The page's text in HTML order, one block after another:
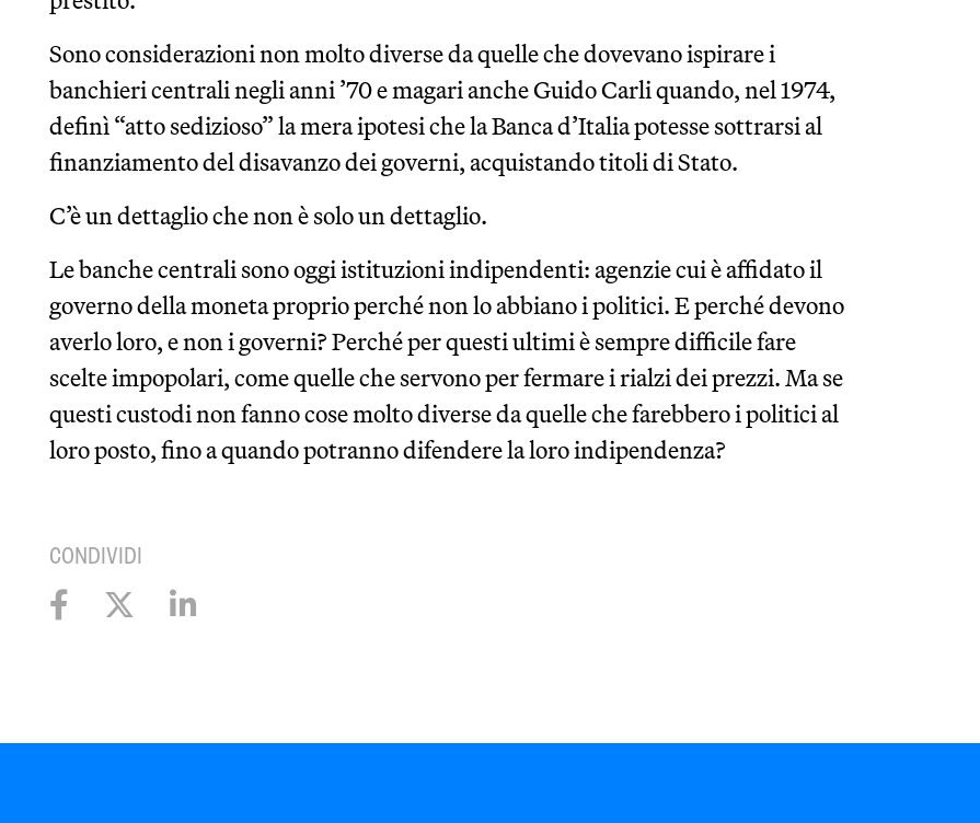
Sono considerazioni non molto diverse da quelle che dovevano ispirare i
banchieri centrali negli anni ’70 e magari anche Guido Carli quando, nel 1974,
definì “atto sedizioso” la mera ipotesi che la Banca d’Italia potesse sottrarsi al
finanziamento del disavanzo dei governi, acquistando titoli di Stato.
C’è un dettaglio che non è solo un dettaglio.
Le banche centrali sono oggi istituzioni indipendenti: agenzie cui è affidato il
governo della moneta proprio perché non lo abbiano i politici. E perché devono
averlo loro, e non i governi? Perché per questi ultimi è sempre difficile fare
scelte impopolari, come quelle che servono per fermare i rialzi dei prezzi. Ma se
questi custodi non fanno cose molto diverse da quelle che farebbero i politici al
loro posto, fino a quando potranno difendere la loro indipendenza?
CONDIVIDI